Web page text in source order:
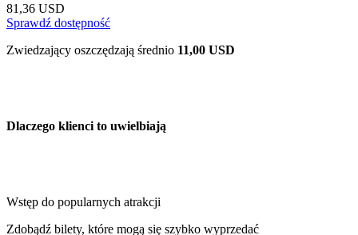
81,36 USD
Sprawdź dostępność
Zwiedzający oszczędzają średnio 11,00 USD
Dlaczego klienci to uwielbiają
Wstęp do popularnych atrakcji
Zdobądź bilety, które mogą się szybko wyprzedać